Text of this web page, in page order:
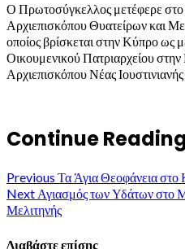
Ο Πρωτοσύγκελλος μετέφερε στο
Αρχιεπισκόπου Θυατείρων και
οποίος βρίσκεται στην Κύπρο ως
Οικουμενικού Πατριαρχείου
Αρχιεπισκόπου Νέας
Continue
Previous Τα Άγια Θεοφάνεια στο
Next Αγιασμός των Υδάτων στο
Μελιτηνής